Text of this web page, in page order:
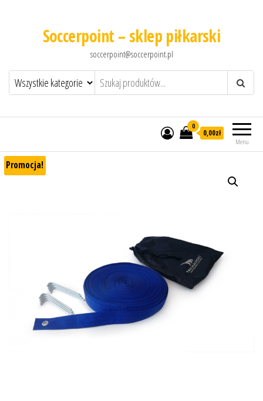
Soccerpoint – sklep piłkarski
soccerpoint@soccerpoint.pl
Menu
0
0,00zł
Promocja!